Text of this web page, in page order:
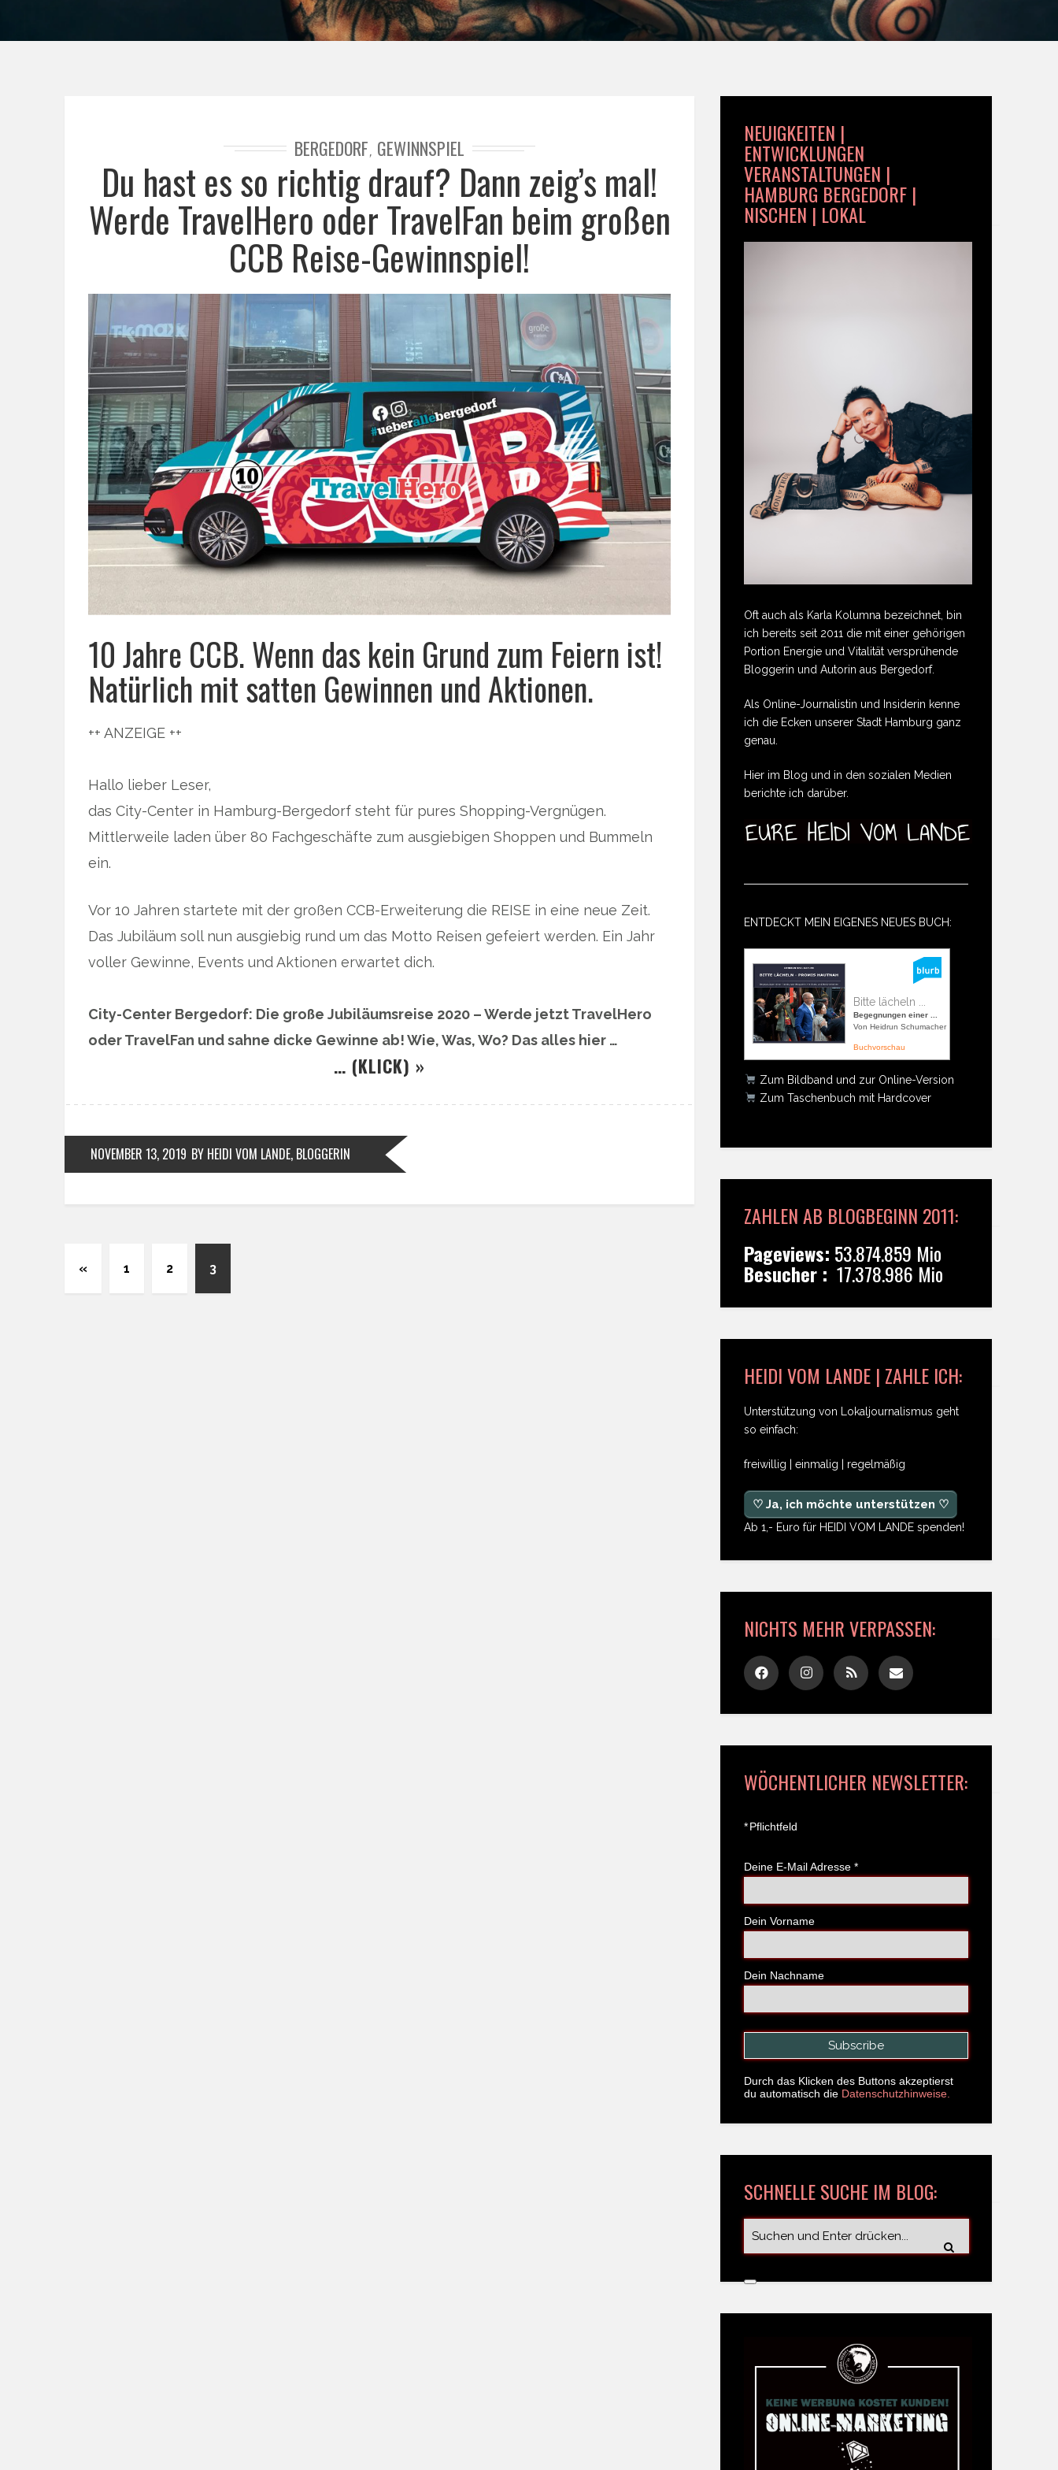
BERGEDORF, GEWINNSPIEL
Du hast es so richtig drauf? Dann zeig’s mal!
Werde TravelHero oder TravelFan beim großen
CCB Reise-Gewinnspiel!
10 Jahre CCB. Wenn das kein Grund zum Feiern ist!
Natürlich mit satten Gewinnen und Aktionen.
++ ANZEIGE ++
Hallo lieber Leser,
das City-Center in Hamburg-Bergedorf steht für pures Shopping-Vergnügen.
Mittlerweile laden über 80 Fachgeschäfte zum ausgiebigen Shoppen und Bummeln
ein.
Vor 10 Jahren startete mit der großen CCB-Erweiterung die REISE in eine neue Zeit.
Das Jubiläum soll nun ausgiebig rund um das Motto Reisen gefeiert werden. Ein Jahr
voller Gewinne, Events und Aktionen erwartet dich.
City-Center Bergedorf: Die große Jubiläumsreise 2020 – Werde jetzt TravelHero
oder TravelFan und sahne dicke Gewinne ab! Wie, Was, Wo? Das alles hier …
… (KLICK) »
NOVEMBER 13, 2019 BY HEIDI VOM LANDE, BLOGGERIN
« 1 2 3
NEUIGKEITEN |
ENTWICKLUNGEN
VERANSTALTUNGEN |
HAMBURG BERGEDORF |
NISCHEN | LOKAL
Oft auch als Karla Kolumna bezeichnet, bin
ich bereits seit 2011 die mit einer gehörigen
Portion Energie und Vitalität versprühende
Bloggerin und Autorin aus Bergedorf.
Als Online-Journalistin und Insiderin kenne
ich die Ecken unserer Stadt Hamburg ganz
genau.
Hier im Blog und in den sozialen Medien
berichte ich darüber.
ENTDECKT MEIN EIGENES NEUES BUCH:
Bitte lächeln ...
Begegnungen einer ...
Von Heidrun Schumacher
Buchvorschau
Zum Bildband und zur Online-Version
Zum Taschenbuch mit Hardcover
ZAHLEN AB BLOGBEGINN 2011:
Pageviews: 53.874.859 Mio
Besucher : 17.378.986 Mio
HEIDI VOM LANDE | ZAHLE ICH:
Unterstützung von Lokaljournalismus geht
so einfach:
freiwillig | einmalig | regelmäßig
♡ Ja, ich möchte unterstützen ♡
Ab 1,- Euro für HEIDI VOM LANDE spenden!
NICHTS MEHR VERPASSEN:
WÖCHENTLICHER NEWSLETTER:
*Pflichtfeld
Deine E-Mail Adresse *
Dein Vorname
Dein Nachname
Durch das Klicken des Buttons akzeptierst
du automatisch die Datenschutzhinweise.
SCHNELLE SUCHE IM BLOG: